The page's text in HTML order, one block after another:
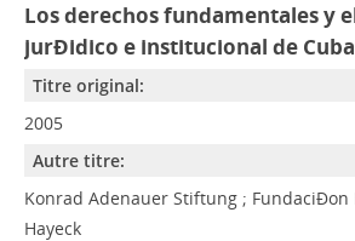
Los derechos fundamentales y
jurÐidico e institucional de Cuba
Titre original:
2005
Autre titre:
Konrad Adenauer Stiftung ; FundaciÐon
Hayeck